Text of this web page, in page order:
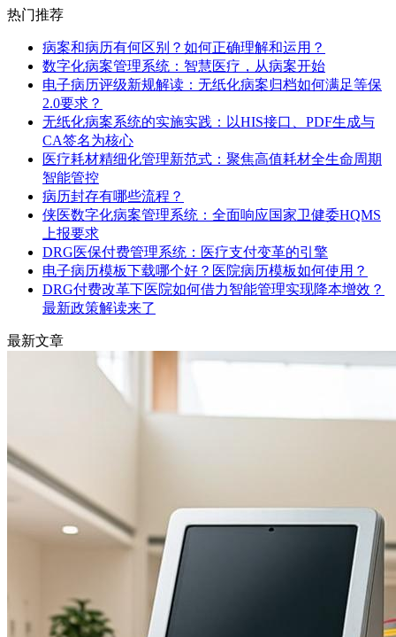
热门推荐
病案和病历有何区别？如何正确理解和运用？
数字化病案管理系统：智慧医疗，从病案开始
电子病历评级新规解读：无纸化病案归档如何满足等保
2.0要求？
无纸化病案系统的实施实践：以HIS接口、PDF生成与
CA签名为核心
医疗耗材精细化管理新范式：聚焦高值耗材全生命周期
智能管控
病历封存有哪些流程？
侠医数字化病案管理系统：全面响应国家卫健委HQMS
上报要求
DRG医保付费管理系统：医疗支付变革的引擎
电子病历模板下载哪个好？医院病历模板如何使用？
DRG付费改革下医院如何借力智能管理实现降本增效？
最新政策解读来了
最新文章